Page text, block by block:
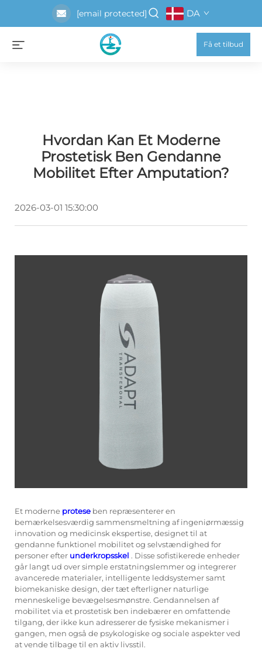
[email protected] DA
Få et tilbud
Hvordan Kan Et Moderne
Prostetisk Ben Gendanne
Mobilitet Efter Amputation?
2026-03-01 15:30:00
Et moderne protese ben repræsenterer en
bemærkelsesværdig sammensmeltning af ingeniørmæssig
innovation og medicinsk ekspertise, designet til at
gendanne funktionel mobilitet og selvstændighed for
personer efter underkropsskel . Disse sofistikerede enheder
går langt ud over simple erstatningslemmer og integrerer
avancerede materialer, intelligente leddsystemer samt
biomekaniske design, der tæt efterligner naturlige
menneskelige bevægelsesmønstre. Gendannelsen af
mobilitet via et prostetisk ben indebærer en omfattende
tilgang, der ikke kun adresserer de fysiske mekanismer i
gangen, men også de psykologiske og sociale aspekter ved
at vende tilbage til en aktiv livsstil.